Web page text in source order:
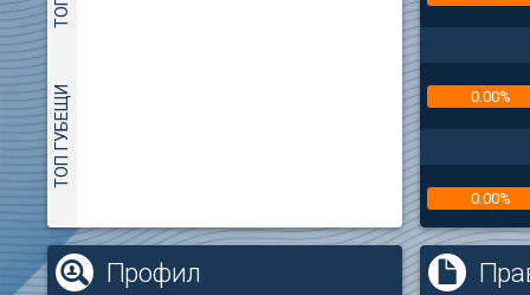
ТОП ГУБЕЩИ 0.00%
0.00%
Профил